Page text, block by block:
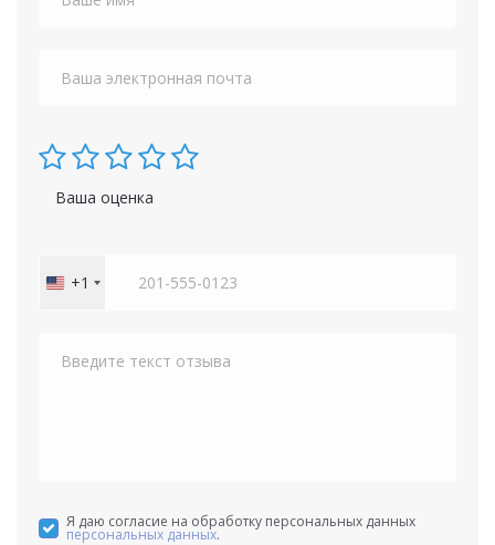
Ваша оценка
United
+1
Я даю согласие на обработку персональных данных
персональных данных.